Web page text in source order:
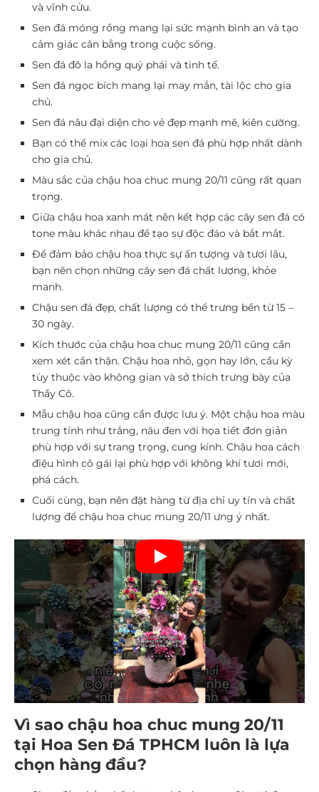
và vĩnh cửu.
Sen đá móng rồng mang lại sức mạnh bình an và tạo
cảm giác cân bằng trong cuộc sống.
Sen đá đô la hồng quý phái và tinh tế.
Sen đá ngọc bích mang lại may mắn, tài lộc cho gia
chủ.
Sen đá nâu đại diện cho vẻ đẹp mạnh mẽ, kiên cường.
Bạn có thể mix các loại hoa sen đá phù hợp nhất dành
cho gia chủ.
Màu sắc của chậu hoa chuc mung 20/11 cũng rất quan
trọng.
Giữa chậu hoa xanh mát nên kết hợp các cây sen đá có
tone màu khác nhau để tạo sự độc đáo và bắt mắt.
Để đảm bảo chậu hoa thực sự ấn tượng và tươi lâu,
bạn nên chọn những cây sen đá chất lượng, khỏe
manh.
Chậu sen đá đẹp, chất lượng có thể trưng bền từ 15 –
30 ngày.
Kích thước của chậu hoa chuc mung 20/11 cũng cần
xem xét cẩn thận. Chậu hoa nhỏ, gọn hay lớn, cầu kỳ
tùy thuộc vào không gian và sở thích trưng bày của
Thầy Cô.
Mẫu chậu hoa cũng cần được lưu ý. Một chậu hoa màu
trung tính như trắng, nâu đen với họa tiết đơn giản
phù hợp với sự trang trọng, cung kính. Chậu hoa cách
điệu hình cô gái lại phù hợp với không khí tươi mới,
phá cách.
Cuối cùng, bạn nên đặt hàng từ địa chỉ uy tín và chất
lượng để chậu hoa chuc mung 20/11 ưng ý nhất.
Vì sao chậu hoa chuc mung 20/11
tại Hoa Sen Đá TPHCM luôn là lựa
chọn hàng đầu?